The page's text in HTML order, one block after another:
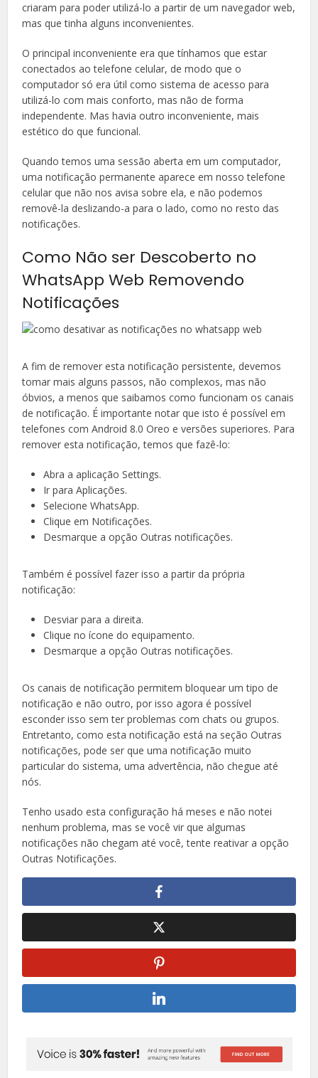
criaram para poder utilizá-lo a partir de um navegador web,
mas que tinha alguns inconvenientes.
O principal inconveniente era que tínhamos que estar
conectados ao telefone celular, de modo que o
computador só era útil como sistema de acesso para
utilizá-lo com mais conforto, mas não de forma
independente. Mas havia outro inconveniente, mais
estético do que funcional.
Quando temos uma sessão aberta em um computador,
uma notificação permanente aparece em nosso telefone
celular que não nos avisa sobre ela, e não podemos
removê-la deslizando-a para o lado, como no resto das
notificações.
Como Não ser Descoberto no
WhatsApp Web Removendo
Notificações
A fim de remover esta notificação persistente, devemos
tomar mais alguns passos, não complexos, mas não
óbvios, a menos que saibamos como funcionam os canais
de notificação. É importante notar que isto é possível em
telefones com Android 8.0 Oreo e versões superiores. Para
remover esta notificação, temos que fazê-lo:
Abra a aplicação Settings.
Ir para Aplicações.
Selecione WhatsApp.
Clique em Notificações.
Desmarque a opção Outras notificações.
Também é possível fazer isso a partir da própria
notificação:
Desviar para a direita.
Clique no ícone do equipamento.
Desmarque a opção Outras notificações.
Os canais de notificação permitem bloquear um tipo de
notificação e não outro, por isso agora é possível
esconder isso sem ter problemas com chats ou grupos.
Entretanto, como esta notificação está na seção Outras
notificações, pode ser que uma notificação muito
particular do sistema, uma advertência, não chegue até
nós.
Tenho usado esta configuração há meses e não notei
nenhum problema, mas se você vir que algumas
notificações não chegam até você, tente reativar a opção
Outras Notificações.